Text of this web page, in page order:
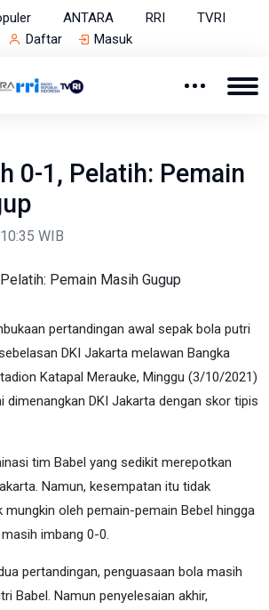
ANTARA RRI
TVRI
Daftar
Masuk
0-1, Pelatih: Pemain
WIB
pertandingan awal sepak bola putri
DKI Jakarta melawan Bangka
Katapal Merauke, Minggu (3/10/2021)
dimenangkan DKI Jakarta dengan skor tipis
tim Babel yang sedikit merepotkan
Namun, kesempatan itu tidak
oleh pemain-pemain Bebel hingga
imbang 0-0.
pertandingan, penguasaan bola masih
Babel. Namun penyelesaian akhir,